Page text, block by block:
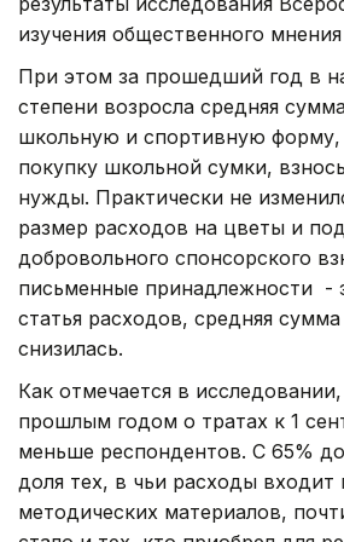
изучения общественного
При этом за прошедший год в
степени возросла средняя
школьную и спортивную
покупку школьной сумки,
нужды. Практически не
размер расходов на цветы и
добровольного спонсорского
письменные принадлежности -
статья расходов, средняя
снизилась.
Как отмечается в
прошлым годом о тратах к 1
меньше респондентов. С 65%
доля тех, в чьи расходы входит
методических материалов,